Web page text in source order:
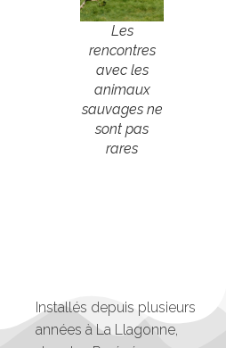
Les
rencontres
avec les
animaux
sauvages ne
sont pas
rares
Installés depuis plusieurs
années à La Llagonne,